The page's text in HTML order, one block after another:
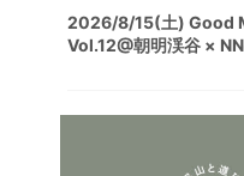
2026/8/15(土) Good
Vol.12@朝明渓谷 ×